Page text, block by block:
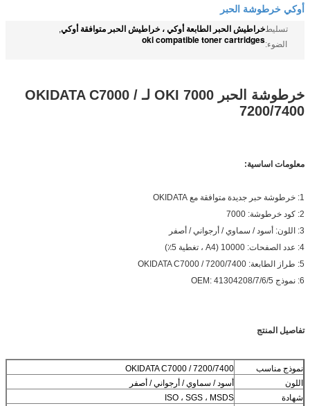
أوكي خرطوشة الحبر
تسليط
الضوء:
خراطيش الحبر الطابعة أوكي ، خراطيش الحبر متوافقة أوكي,
oki compatible toner cartridges
خرطوشة الحبر 7000 OKI لـ OKIDATA C7000 /
7200/7400
معلومات اساسية:
1: خرطوشة حبر جديدة متوافقة مع OKIDATA
2: كود خرطوشة: 7000
3: اللون: أسود / سماوي / أرجواني / أصفر
4: عدد الصفحات: 10000 (A4 ، تغطية 5٪)
5: طراز الطابعة: OKIDATA C7000 / 7200/7400
6: نموذج OEM: 41304208/7/6/5
تفاصيل المنتج
نموذج مناسب
OKIDATA C7000 / 7200/7400
اللون
أسود / سماوي / أرجواني / أصفر
شهادة
ISO ، SGS ، MSDS